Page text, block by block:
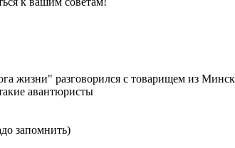
жизни" разговорился с товарищем из
авантюристы
запомнить)